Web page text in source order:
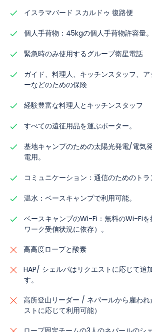
イスラマバード スカルドゥ 復路便
個人手荷物：45kgの個人手荷物許容量。
緊急時のみ使用するグループ衛星電話
ガイド、料理人、キッチンスタッフ、
ーなどのための保険
経験豊富な料理人とキッチンスタッフ
すべての遠征用品を運ぶポーター。
基地キャンプのための太陽光発電/電気
電用。
コミュニケーション：通信のためのトラ
温水：ベースキャンプで利用可能。
ベースキャンプのWi-Fi：無料のWi-Fiを
ワーク受信状況に依存）。
高高度ロープと酸素
HAP/ シェルパはリクエストに応じて追
す。
高所登山リーダー / ネパールから雇わ
ストに応じて利用可能）